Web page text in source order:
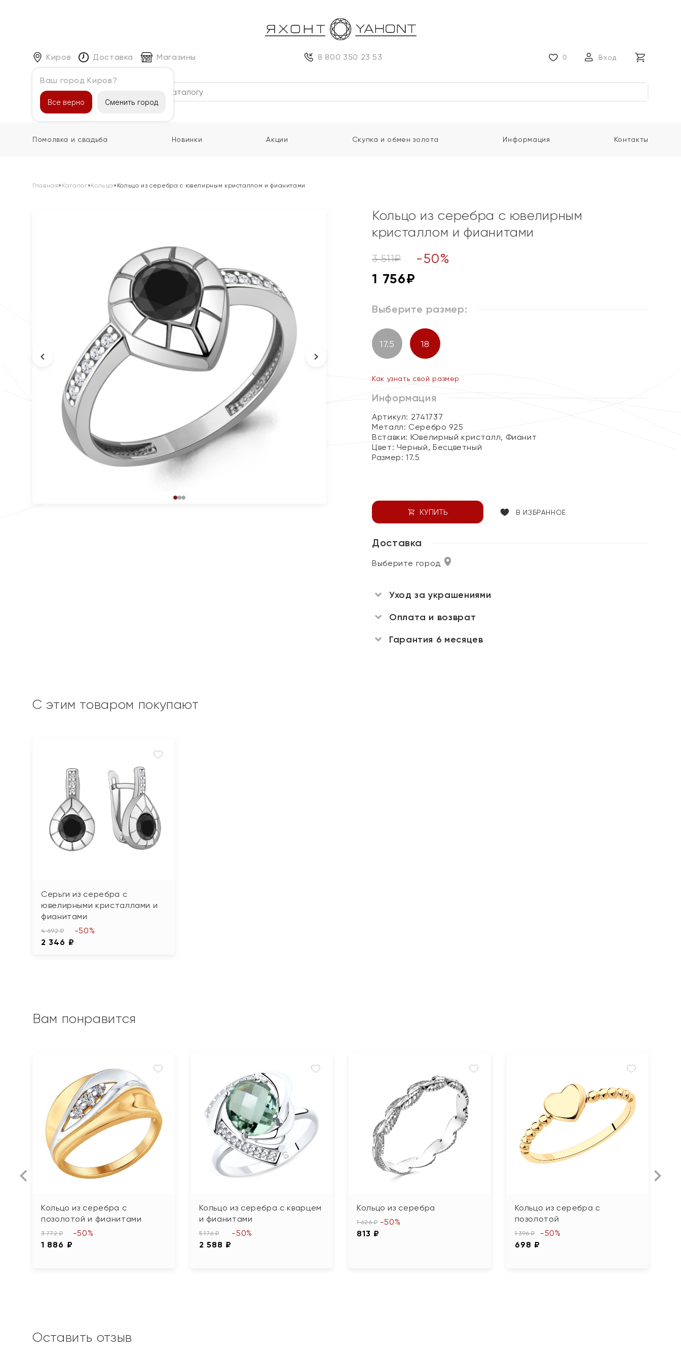
Киров
Ваш город Киров?
Все верно Сменить город
Доставка Магазины 8 800 350 23 53 0 Вход
Каталог
Помолвка и свадьба Новинки Акции Скупка и обмен золота Информация Контакты
Главная» Каталог»Кольца » Кольцо из серебра с ювелирным кристаллом и фианитами
Кольцо из серебра с ювелирным
кристаллом и фианитами
3 511₽ -50%
1 756₽
Выберите размер:
17.5 18
Как узнать свой размер
Информация
Артикул: 2741737
Металл: Серебро 925
Вставки: Ювелирный кристалл, Фианит
Цвет: Черный, Бесцветный
Размер:17.5
КУПИТЬ В ИЗБРАННОЕ
Доставка
Выберите город
Уход за украшениями
Оплата и возврат
Гарантия 6 месяцев
С этим товаром покупают
Серьги из серебра с
ювелирными кристаллами и
фианитами
4 692 ₽
2 346 ₽
-50%
Вам понравится
Кольцо из серебра с
позолотой и фианитами
3 772 ₽
1 886 ₽
-50%
Кольцо из серебра с кварцем
и фианитами
5 176 ₽
2 588 ₽
-50%
Кольцо из серебра
1 626 ₽
813 ₽
-50%
Кольцо из серебра с
позолотой
1 396 ₽
698 ₽
-50%
Оставить отзыв